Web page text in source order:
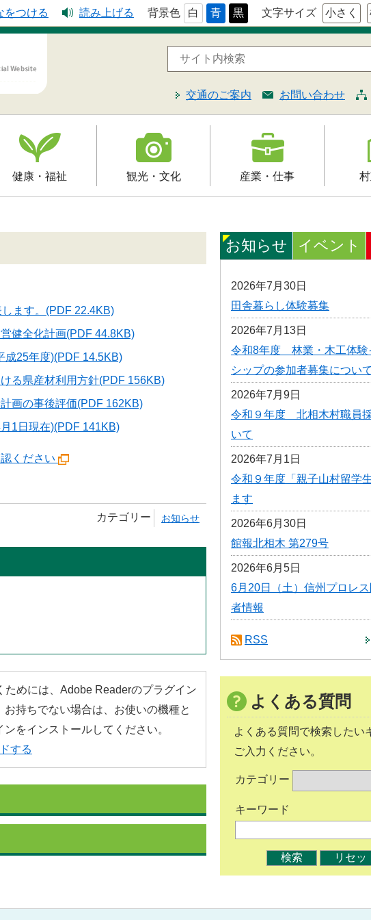
文字サイズ 小さく
をつける 読み上げる 背景色 白 青 黒
交通のご案内 お問い合わせ
健康・福祉
護保険
害福祉
育
観光・文化
文化財
レジャー・スポーツ
産業・仕事
届出・証明・法令・規
制
入札・契約
組織案
村長の
統計・
広報き
村議会
ます。(PDF 22.4KB)
健全化計画(PDF 44.8KB)
成25年度)(PDF 14.5KB)
る県産材利用方針(PDF 156KB)
画の事後評価(PDF 162KB)
1日現在)(PDF 141KB)
ください
カテゴリー お知らせ
ためには、Adobe Readerのプラグイン
お持ちでない場合は、お使いの機種と
をインストールしてください。
する
お知らせ イベント
2026年7月30日
田舎暮らし体験募集
2026年7月13日
令和8年度 林業・木工体験
シップの参加者募集について
2026年7月9日
令和９年度 北相木村職員
いて
2026年7月1日
令和９年度「親子山村留学
ます
2026年6月30日
館報北相木 第279号
2026年6月5日
6月20日（土）信州プロレ
者情報
RSS
よくある質問
よくある質問で検索したい
ご入力ください。
カテゴリー
キーワード